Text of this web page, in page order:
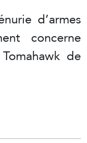
d’armes
concerne
de